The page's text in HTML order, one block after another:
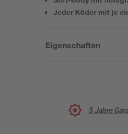
Jeder Köder mit je
Eigenschaften
5 Jahre